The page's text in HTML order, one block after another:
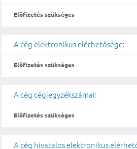
Előfizetés szükséges
A cég elektronikus elérhetősége:
Előfizetés szükséges
A cég cégjegyzékszámai:
Előfizetés szükséges
A cég hivatalos elektronikus